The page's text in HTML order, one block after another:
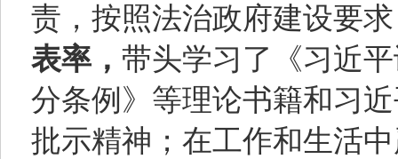
责，按照法治政府建设要
表率， 带头学习了《习近
分条例》等理论书籍和习
批示精神；在工作和生活